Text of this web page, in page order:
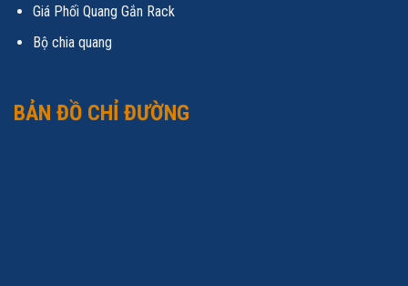
Giá Phối Quang Gắn Rack
Bộ chia quang
BẢN ĐỒ CHỈ ĐƯỜNG